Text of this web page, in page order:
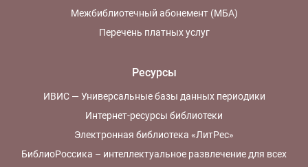
Межбиблиотечный абонемент (МБА)
Перечень платных услуг
Ресурсы
ИВИС — Универсальные базы данных периодики
Интернет-ресурсы библиотеки
Электронная библиотека «ЛитРес»
БиблиоРоссика – интеллектуальное развлечение для всех